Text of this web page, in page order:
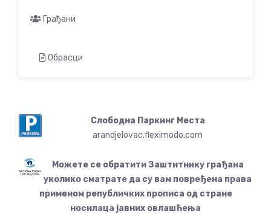
Грађани
Обрасци
Слободна Паркинг Места
arandjelovac.fleximodo.com
Можете се обратити Заштитнику грађана
уколико сматрате да су вам повређена права
применом републичких прописа од стране
носилаца јавних овлашћења